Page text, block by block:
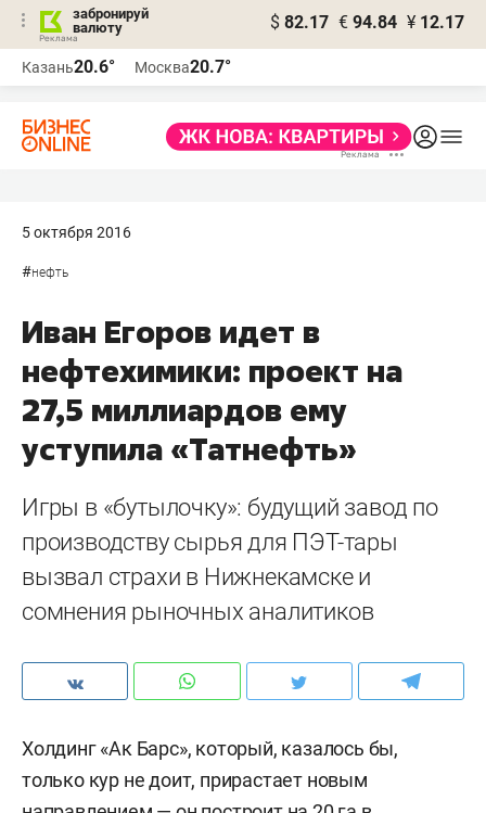
забронируй
валюту
$ 82.17 € 94.84 ¥ 12.17
Казань20.6° Москва20.7°
5 октября 2016
#нефть
Иван Егоров идет в
нефтехимики: проект на
27,5 миллиардов ему
уступила «Татнефть»
Игры в «бутылочку»: будущий завод по
производству сырья для ПЭТ-тары
вызвал страхи в Нижнекамске и
сомнения рыночных аналитиков
Холдинг «Ак Барс», который, казалось бы,
только кур не доит, прирастает новым